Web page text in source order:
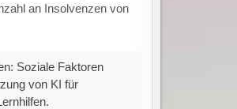
die Nutzung
(KI) für schulische
Fußabdruck-
Methodik für die